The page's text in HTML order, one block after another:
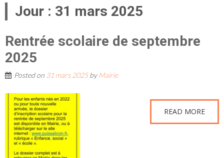
Jour : 31 mars 2025
Rentrée scolaire de septembre
2025
Posted on 31 mars 2025byMairie
READ MORE